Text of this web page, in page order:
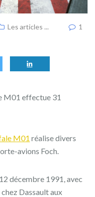
Les articles ...
1
M01 effectue 31
M01 réalise divers
avions Foch.
12 décembre 1991, avec
Dassault aux